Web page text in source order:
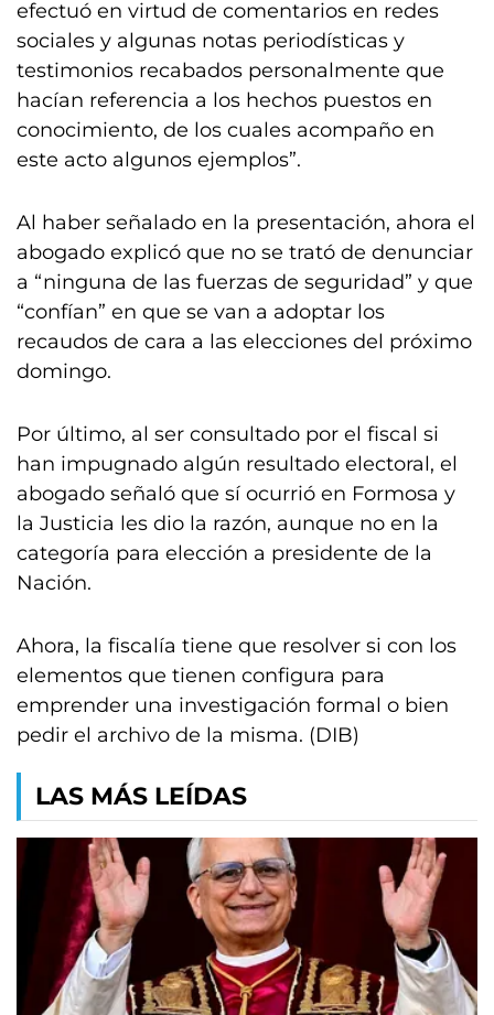
efectuó en virtud de comentarios en redes
sociales y algunas notas periodísticas y
testimonios recabados personalmente que
hacían referencia a los hechos puestos en
conocimiento, de los cuales acompaño en
este acto algunos ejemplos”.
Al haber señalado en la presentación, ahora el
abogado explicó que no se trató de denunciar
a “ninguna de las fuerzas de seguridad” y que
“confían” en que se van a adoptar los
recaudos de cara a las elecciones del próximo
domingo.
Por último, al ser consultado por el fiscal si
han impugnado algún resultado electoral, el
abogado señaló que sí ocurrió en Formosa y
la Justicia les dio la razón, aunque no en la
categoría para elección a presidente de la
Nación.
Ahora, la fiscalía tiene que resolver si con los
elementos que tienen configura para
emprender una investigación formal o bien
pedir el archivo de la misma. (DIB)
LAS MÁS LEÍDAS